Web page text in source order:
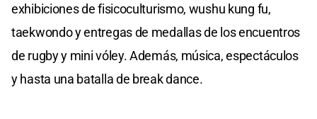
exhibiciones de fisicoculturismo, wushu kung fu,
taekwondo y entregas de medallas de los encuentros
de rugby y mini vóley. Además, música, espectáculos
y hasta una batalla de break dance.